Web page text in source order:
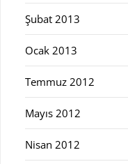
Şubat 2013
Ocak 2013
Temmuz 2012
Mayıs 2012
Nisan 2012